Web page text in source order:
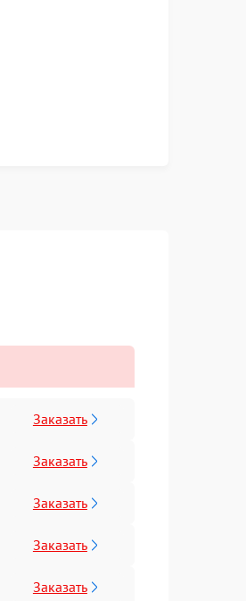
Заказать
Заказать
Заказать
Заказать
Заказать